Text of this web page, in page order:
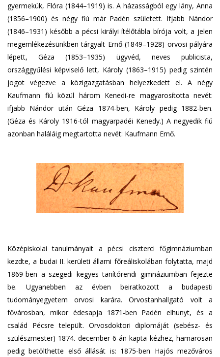
gyermekük, Flóra (1844–1919) is. A házasságból egy lány, Anna
(1856–1900) és négy fiú már Padén született. Ifjabb Nándor
(1846–1931) később a pécsi királyi ítélőtábla bírója volt, a jelen
megemlékezésünkben tárgyalt Ernő (1849–1928) orvosi pályára
lépett, Géza (1853–1935) ügyvéd, neves publicista,
országgyűlési képviselő lett, Károly (1863–1915) pedig szintén
jogot végezve a közigazgatásban helyezkedett el. A négy
Kaufmann fiú közül három Kenedi-re magyarosította nevét:
ifjabb Nándor után Géza 1874-ben, Károly pedig 1882-ben.
(Géza és Károly 1916-tól magyarpadéi Kenedy.) A negyedik fiú
azonban haláláig megtartotta nevét: Kaufmann Ernő.
Középiskolai tanulmányait a pécsi ciszterci főgimnáziumban
kezdte, a budai II. kerületi állami főreáliskolában folytatta, majd
1869-ben a szegedi kegyes tanítórendi gimnáziumban fejezte
be. Ugyanebben az évben beiratkozott a budapesti
tudományegyetem orvosi karára. Orvostanhallgató volt a
fővárosban, mikor édesapja 1871-ben Padén elhunyt, és a
család Pécsre települt. Orvosdoktori diplomáját (sebész- és
szülészmester) 1874. december 6-án kapta kézhez, hamarosan
pedig betölthette első állását is: 1875-ben Hajós mezőváros